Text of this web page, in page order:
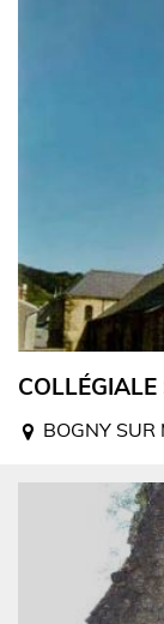
BOGNY SUR